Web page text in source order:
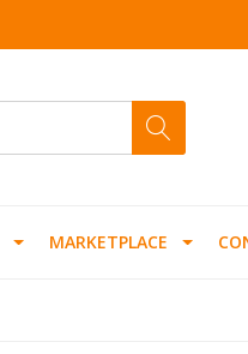
MARKETPLACE